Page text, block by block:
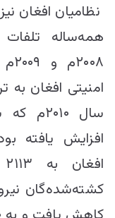
سال
افزایش یافته